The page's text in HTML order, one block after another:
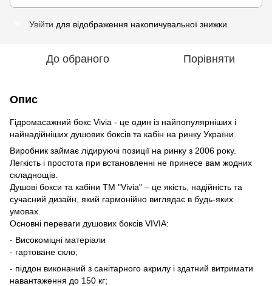
Увійти для відображення накопичувальної знижки
До обраного Порівняти
Опис
Гідромасажний бокс Vivia - це один із найпопулярніших і
найнадійніших душових боксів та кабін на ринку України.
Виробник займає лідируючі позиції на ринку з 2006 року.
Легкість і простота при встановленні не принесе вам жодних
складнощів.
Душові бокси та кабіни ТМ "Vivia" – це якість, надійність та
сучасний дизайн, який гармонійно виглядає в будь-яких
умовах.
Основні переваги душових боксів VIVIA:
- Високоміцні матеріали
- гартоване скло;
- піддон виконаний з санітарного акрилу і здатний витримати
навантаження до 150 кг;